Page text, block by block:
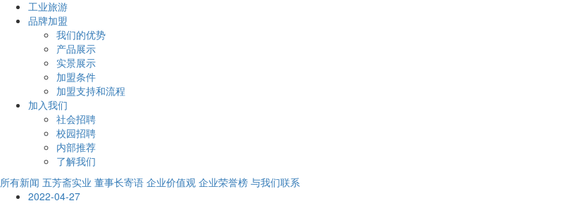
工业旅游
品牌加盟
我们的优势
产品展示
实景展示
加盟条件
加盟支持和流程
加入我们
社会招聘
校园招聘
内部推荐
了解我们
所有新闻 五芳斋实业 董事长寄语 企业价值观 企业荣誉榜 与我们联系
2022-04-27